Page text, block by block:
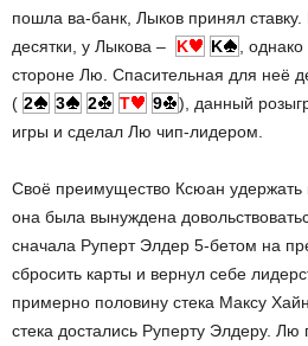
пошла ва-банк, Лыков принял
десятки, у Лыкова –
K K
,
стороне Лю. Спасительная для неё
( 2 3 2 T 9
), данный
игры и сделал Лю чип-лидером.
Своё преимущество Ксюан удержать
она была вынуждена
сначала Руперт Элдер 5-бетом на
сбросить карты и вернул себе
примерно половину стека Максу
стека достались Руперту Элдеру.